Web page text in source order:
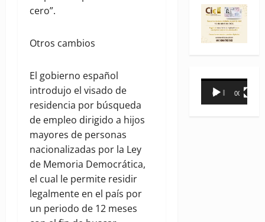
cero”.
Otros cambios
El gobierno español
introdujo el visado de
residencia por búsqueda
de empleo dirigido a hijos
mayores de personas
nacionalizadas por la Ley
de Memoria Democrática,
el cual le permite residir
legalmente en el país por
un periodo de 12 meses
Reproductor
00:00 00:31